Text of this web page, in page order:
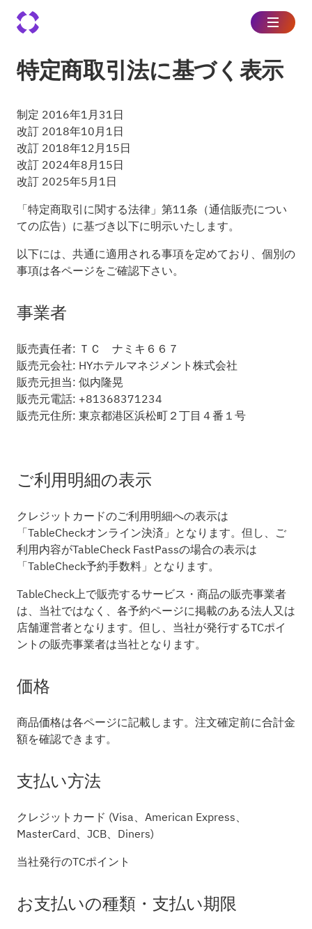
特定商取引法に基づく表示
制定 2016年1月31日
改訂 2018年10月1日
改訂 2018年12月15日
改訂 2024年8月15日
改訂 2025年5月1日
「特定商取引に関する法律」第11条（通信販売につい
ての広告）に基づき以下に明示いたします。
以下には、共通に適用される事項を定めており、個別の
事項は各ページをご確認下さい。
事業者
販売責任者: ＴＣ ナミキ６６７
販売元会社: HYホテルマネジメント株式会社
販売元担当: 似内隆晃
販売元電話: +81368371234
販売元住所: 東京都港区浜松町２丁目４番１号
ご利用明細の表示
クレジットカードのご利用明細への表示は
「TableCheckオンライン決済」となります。但し、ご
利用内容がTableCheck FastPassの場合の表示は
「TableCheck予約手数料」となります。
TableCheck上で販売するサービス・商品の販売事業者
は、当社ではなく、各予約ページに掲載のある法人又は
店舗運営者となります。但し、当社が発行するTCポイ
ントの販売事業者は当社となります。
価格
商品価格は各ページに記載します。注文確定前に合計金
額を確認できます。
支払い方法
クレジットカード (Visa、American Express、
MasterCard、JCB、Diners)
当社発行のTCポイント
お支払いの種類・支払い期限